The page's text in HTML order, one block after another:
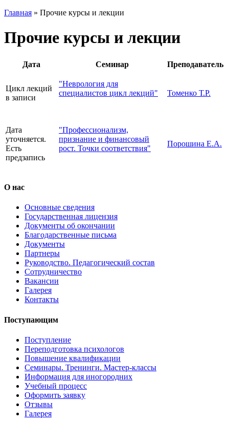
Главная » Прочие курсы и лекции
Прочие курсы и лекции
Дата Семинар Преподаватель
Цикл лекций
в записи
"Неврология для
специалистов цикл лекций"
Томенко Т.Р.
Дата
уточняется.
Есть
предзапись
"Профессионализм,
признание и финансовый
рост. Точки соответствия"
Порошина Е.А.
О нас
Основные сведения
Государственная лицензия
Документы об окончании
Благодарственные письма
Документы
Партнеры
Руководство. Педагогический состав
Сотрудничество
Вакансии
Галерея
Контакты
Поступающим
Поступление
Переподготовка психологов
Повышение квалификации
Семинары. Тренинги. Мастер-классы
Информация для иногородних
Учебный процесс
Оформить заявку
Отзывы
Галерея